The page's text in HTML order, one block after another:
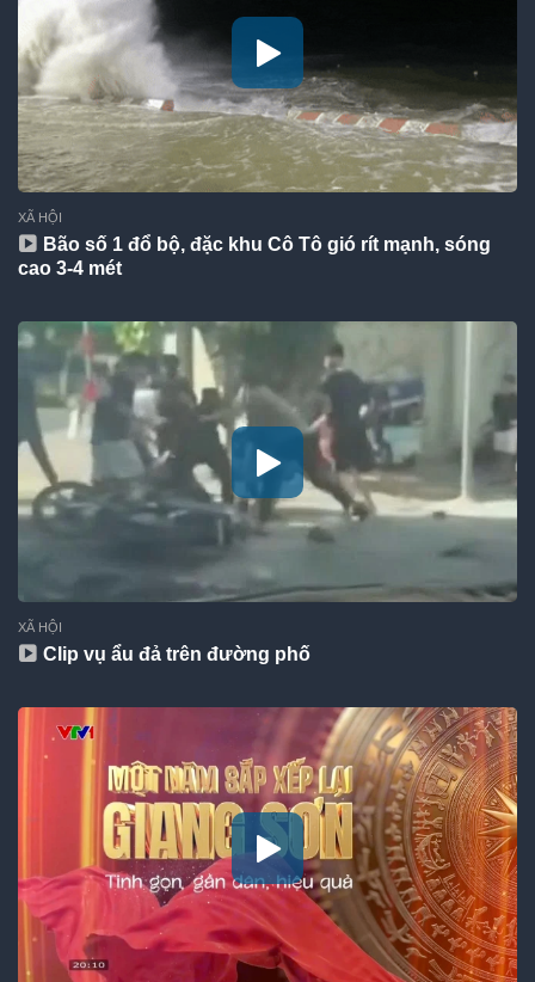
XÃ HỘI
Bão số 1 đổ bộ, đặc khu Cô Tô gió rít mạnh, sóng
cao 3-4 mét
XÃ HỘI
Clip vụ ẩu đả trên đường phố